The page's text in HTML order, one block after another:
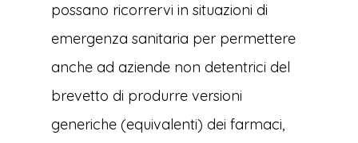
possano ricorrervi in situazioni di
emergenza sanitaria per permettere
anche ad aziende non detentrici del
brevetto di produrre versioni
generiche (equivalenti) dei farmaci,